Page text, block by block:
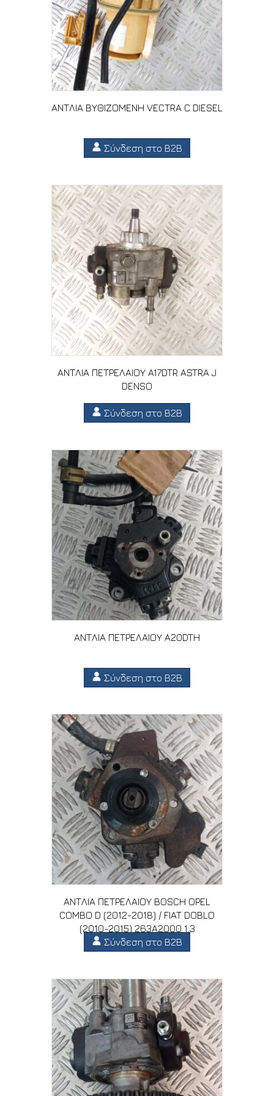
ΑΝΤΛΙΑ ΒΥΘΙΖΟΜΕΝΗ VECTRA C DIESEL
Σύνδεση στο B2B
ΑΝΤΛΙΑ ΠΕΤΡΕΛΑΙΟΥ A17DTR ASTRA J
DENSO
Σύνδεση στο B2B
ΑΝΤΛΙΑ ΠΕΤΡΕΛΑΙΟΥ A20DTH
Σύνδεση στο B2B
ΑΝΤΛΙΑ ΠΕΤΡΕΛΑΙΟΥ BOSCH OPEL
COMBO D (2012-2018) / FIAT DOBLO
(2010-2015) 263A2000 1.3
Σύνδεση στο B2B